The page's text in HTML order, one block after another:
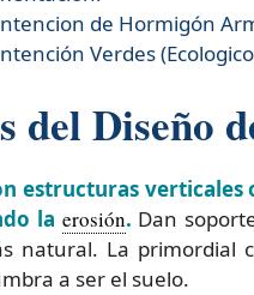
de Hormigón
Verdes
del Diseño
estructuras
la erosión. Dan
natural. La primordial
a ser el suelo.